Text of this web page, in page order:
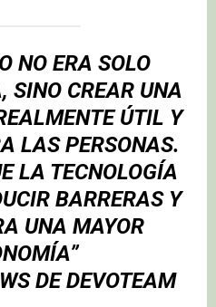
NO ERA SOLO
SINO CREAR UNA
ÚTIL Y
LAS PERSONAS.
LA TECNOLOGÍA
BARRERAS Y
UNA MAYOR
DE DEVOTEAM